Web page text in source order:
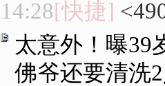
14:28[快捷]
太意外！曝39
佛爷还要清洗